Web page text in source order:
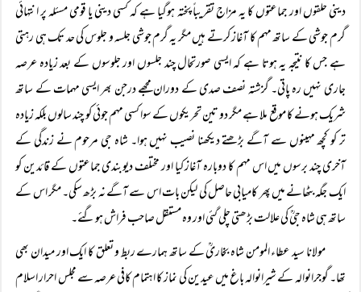
دینی حلقوں اور جماعتوں کا یہ مزاج تقریباً پختہ ہوگیا ہے کہ کسی دینی یا قومی مسئلہ پر انتہائی
گرم جوشی کے ساتھ مہم کا آغاز کرتے ہیں مگر یہ گرم جوشی جلسہ و جلوس کی حد تک ہی رہتی
ہے جس کا نتیجہ یہ ہوتا ہے کہ ایسی صورتحال چند جلسوں اور جلوسوں کے بعد زیادہ عرصہ
جاری نہیں رہ پاتی۔ گزشتہ نصف صدی کے دوران مجھے درجن بھر ایسی مہمات کے ساتھ
شریک ہونے کا موقع ملا ہے مگر دو تین تحریکوں کے سوا کسی مہم جوئی کو چند سالوں بلکہ زیادہ
تر کو کچھ مہینوں سے آگے بڑھتے دیکھنا نصیب نہیں ہوا۔ شاہ جی مرحوم نے زندگی کے
آخری چند برسوں میں اس مہم کا دوبارہ آغاز کیا اور مختلف دیوبندی جماعتوں کے قائدین کو
ایک جگہ بٹھانے میں پھر کامیابی حاصل کی لیکن بات اس سے آگے نہ بڑھ سکی۔ مگر اس کے
ساتھ ہی شاہ جیؒ کی علالت بڑھتی چلی گئی اور وہ مستقل صاحب فراش ہوگئے۔
مولانا سید عطاء المومن شاہ بخاریؒ کے ساتھ ہمارے ربط و تعلق کا ایک اور میدان بھی
تھا۔ گوجرانوالہ کے شیرانوالہ باغ میں عیدین کی نماز کا اہتمام کافی عرصہ سے مجلس احرار اسلام